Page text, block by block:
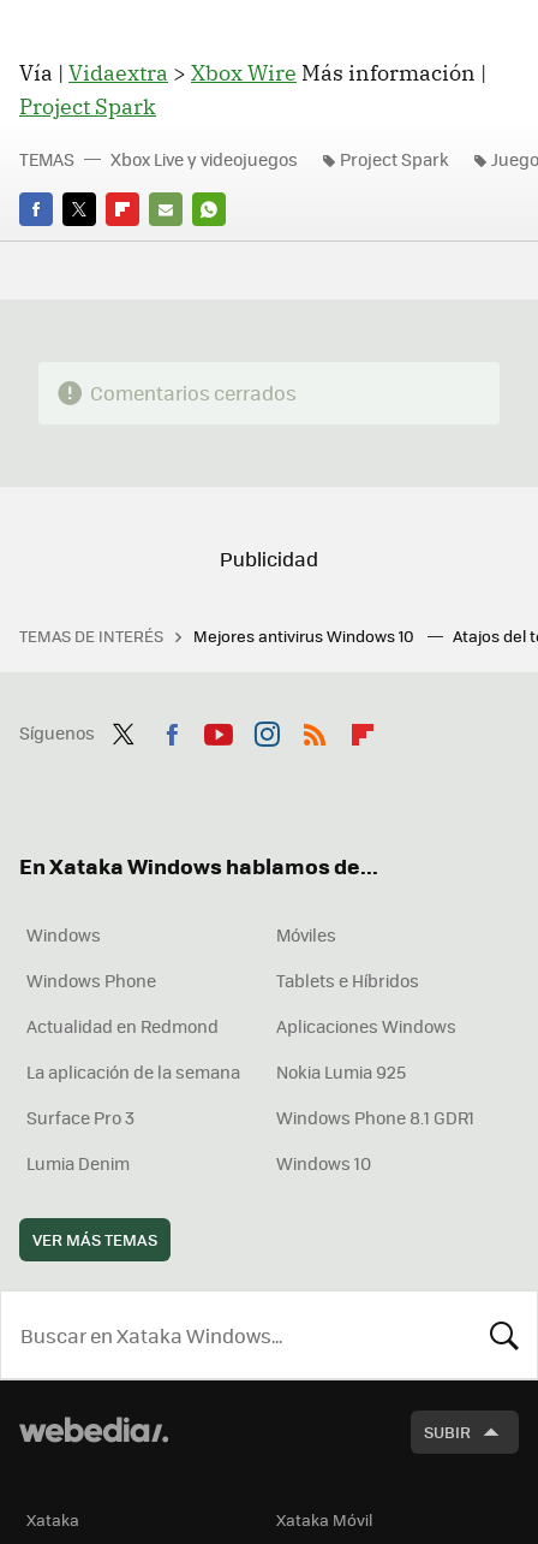
Vía | Vidaextra > Xbox Wire Más información |
Project Spark
FACEBOOK
TWITTERFLIPBOARD
E-
WHATSAPP
TEMAS Xbox Live y videojuegos Project Spark
Comentarios cerrados
TEMAS DE INTERÉS Mejores antivirus Windows 10 Atajos del
Síguenos
En Xataka Windows hablamos de...
Windows
Móviles
Windows Phone
Tablets e Híbridos
Actualidad en Redmond
Aplicaciones Windows
La aplicación de la semana
Nokia Lumia 925
Surface Pro 3
Windows Phone 8.1 GDR1
Lumia Denim
Windows 10
VER MÁS TEMAS
SUBIR
Xataka Xataka Móvil